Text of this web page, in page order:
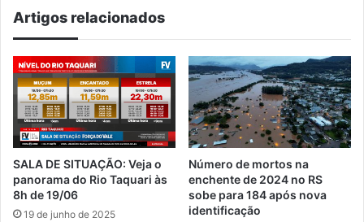
Anta
Artigos relacionados
SALA DE SITUAÇÃO: Veja o
panorama do Rio Taquari às
8h de 19/06
19 de junho de 2025
Número de mortos na
enchente de 2024 no RS
sobe para 184 após nova
identificação